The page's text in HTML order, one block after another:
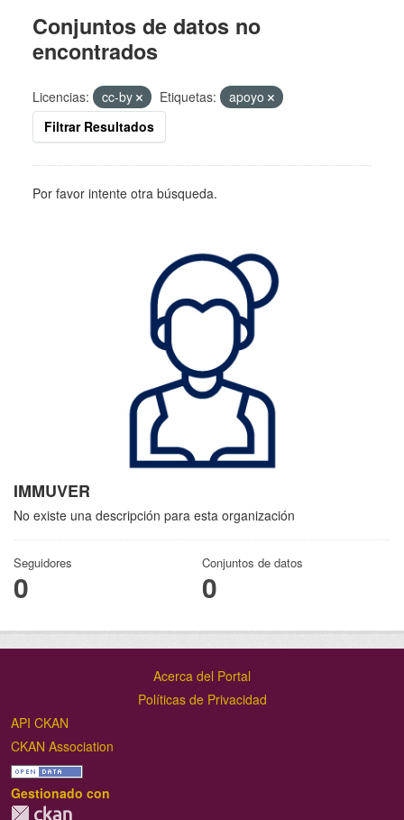
IMMUVER
No existe una descripción para esta organización
Seguidores
0
Conjuntos de datos
0
Conjuntos de datos no
encontrados
Licencias: cc-by Etiquetas:
apoyo
Filtrar Resultados
Por favor intente otra búsqueda.
Acerca del Portal
Políticas de Privacidad
API CKAN
CKAN Association
Gestionado con